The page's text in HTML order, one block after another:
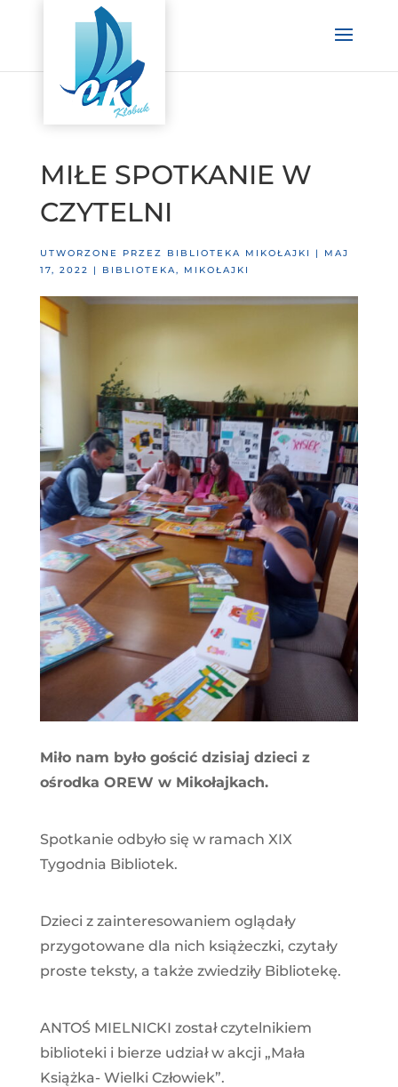
MIŁE SPOTKANIE W
CZYTELNI
UTWORZONE PRZEZ BIBLIOTEKA MIKOŁAJKI | MAJ
17, 2022
| BIBLIOTEKA, MIKOŁAJKI
Miło nam było gościć dzisiaj dzieci z
ośrodka OREW w Mikołajkach.
Spotkanie odbyło się w ramach XIX
Tygodnia Bibliotek.
Dzieci z zainteresowaniem oglądały
przygotowane dla nich książeczki, czytały
proste teksty, a także zwiedziły Bibliotekę.
ANTOŚ MIELNICKI został czytelnikiem
biblioteki i bierze udział w akcji „Mała
Książka- Wielki Człowiek”.